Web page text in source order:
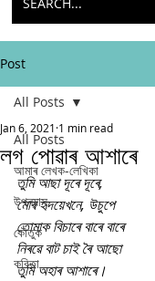
Post
All Posts
আমাৰ লেখক-লেখিকা
উপন্যাস
কৌতুক
কবিতা
All Posts
লগ পোৱাৰ আশাৰে
Jan 6, 2021 1 min read
তুমি আছা দূৰে দূৰে,
মোৰ হৃদয়েখনে, উচুপে
তোমাক বিচাৰে বাৰে বাৰে
নিৰৱে বাট চাই ৰৈ আছো
তুমি অহাৰ আশাৰে।